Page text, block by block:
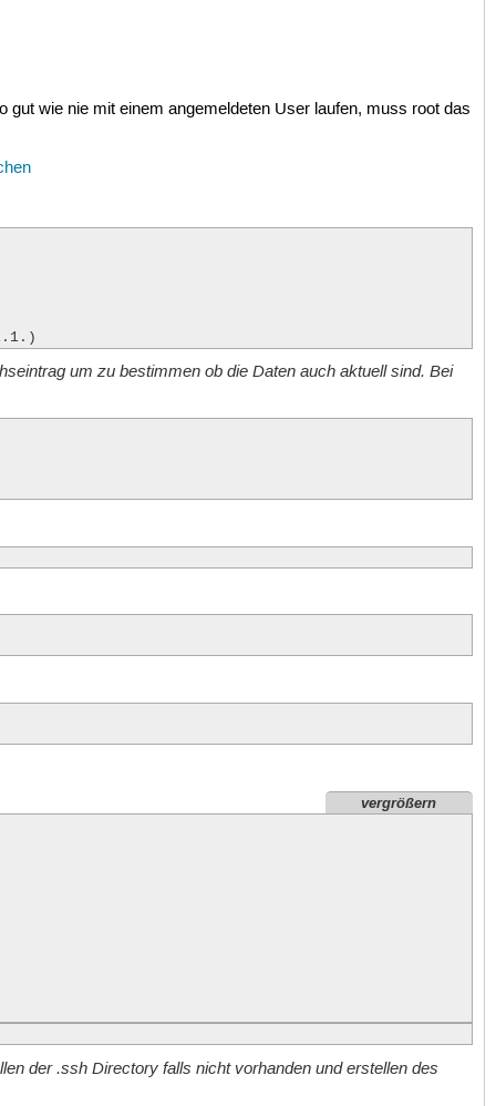
wie nie mit einem angemeldeten User laufen, muss root das
um zu bestimmen ob die Daten auch aktuell sind. Bei
vergrößern
cron.daily )
cron.weekly )
der .ssh Directory falls nicht vorhanden und erstellen des